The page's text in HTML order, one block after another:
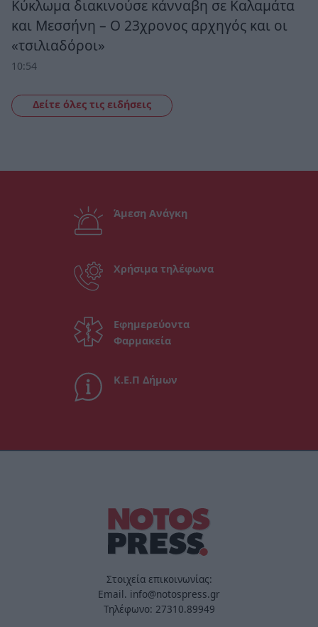
Κύκλωμα διακινούσε κάνναβη σε Καλαμάτα
και Μεσσήνη – Ο 23χρονος αρχηγός και οι
«τσιλιαδόροι»
10:54
Δείτε όλες τις ειδήσεις
Άμεση Ανάγκη
Χρήσιμα τηλέφωνα
Εφημερεύοντα
Φαρμακεία
Κ.Ε.Π Δήμων
Στοιχεία επικοινωνίας:
Email. info@notospress.gr
Τηλέφωνο: 27310.89949